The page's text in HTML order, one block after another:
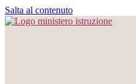
Salta al contenuto